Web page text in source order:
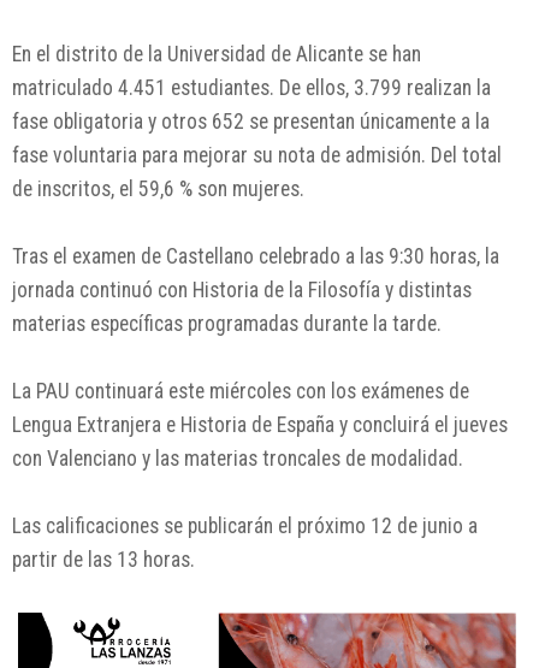
En el distrito de la Universidad de Alicante se han
matriculado 4.451 estudiantes. De ellos, 3.799 realizan la
fase obligatoria y otros 652 se presentan únicamente a la
fase voluntaria para mejorar su nota de admisión. Del total
de inscritos, el 59,6 % son mujeres.
Tras el examen de Castellano celebrado a las 9:30 horas, la
jornada continuó con Historia de la Filosofía y distintas
materias específicas programadas durante la tarde.
La PAU continuará este miércoles con los exámenes de
Lengua Extranjera e Historia de España y concluirá el jueves
con Valenciano y las materias troncales de modalidad.
Las calificaciones se publicarán el próximo 12 de junio a
partir de las 13 horas.